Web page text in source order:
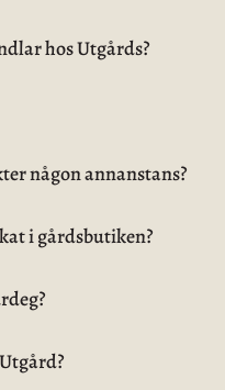
hos Utgårds?
någon annanstans?
i gårdsbutiken?